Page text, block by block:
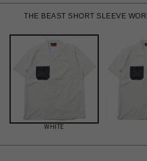
THE BEAST SHORT SLEEVE
WHITE